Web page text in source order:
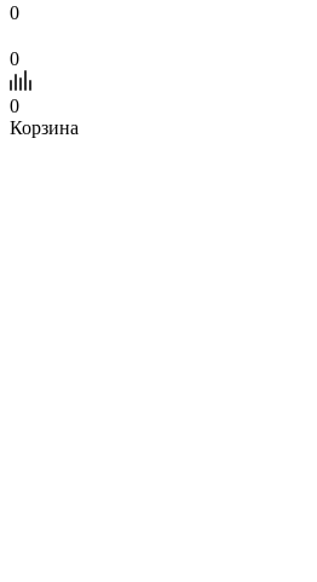
0
0
0
Корзина